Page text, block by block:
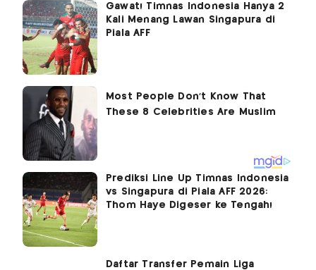
Gawat! Timnas Indonesia Hanya 2
Kali Menang Lawan Singapura di
Piala AFF
Prediksi Line Up Timnas Indonesia
vs Singapura di Piala AFF 2026:
Thom Haye Digeser ke Tengah!
Daftar Transfer Pemain Liga